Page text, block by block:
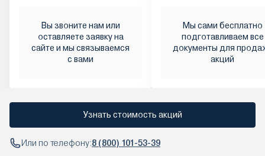
Вы звоните нам или
оставляете заявку на
сайте и мы связываемся
с вами
Мы сами бесплатно
подготавливаем все
документы для
акций
Узнать стоимость акций
Или по телефону:8 (800) 101-53-39